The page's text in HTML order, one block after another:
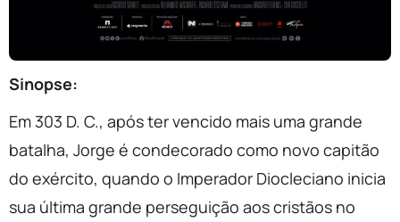
Sinopse:
Em 303 D. C., após ter vencido mais uma grande
batalha, Jorge é condecorado como novo capitão
do exército, quando o Imperador Diocleciano inicia
sua última grande perseguição aos cristãos no